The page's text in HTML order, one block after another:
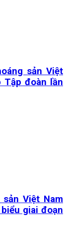
sản Việt
Tập đoàn lần
Việt Nam
giai đoạn